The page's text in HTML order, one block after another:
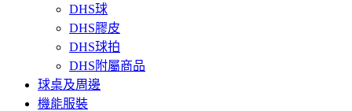
DHS球
DHS膠皮
DHS球拍
DHS附屬商品
球桌及周邊
機能服裝